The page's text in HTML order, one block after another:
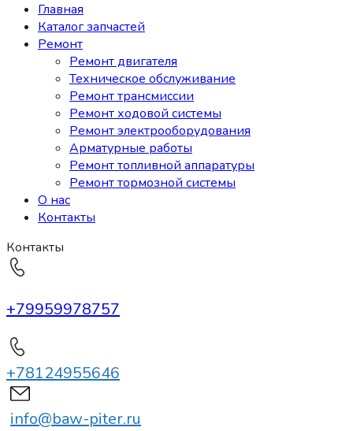
Главная
Каталог запчастей
Ремонт
Ремонт двигателя
Техническое обслуживание
Ремонт трансмиссии
Ремонт ходовой системы
Ремонт электрооборудования
Арматурные работы
Ремонт топливной аппаратуры
Ремонт тормозной системы
О нас
Контакты
Контакты
+79959978757
+78124955646
info@baw-piter.ru